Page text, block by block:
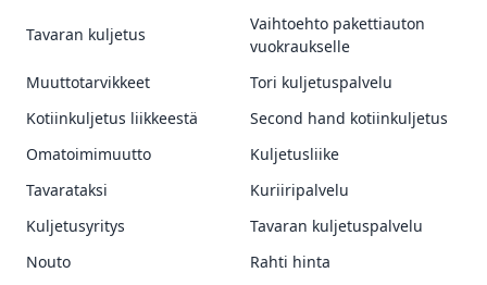
Tavaran kuljetus
Vaihtoehto pakettiauton
vuokraukselle
Muuttotarvikkeet
Tori kuljetuspalvelu
Kotiinkuljetus liikkeestä
Second hand kotiinkuljetus
Omatoimimuutto
Kuljetusliike
Tavarataksi
Kuriiripalvelu
Kuljetusyritys
Tavaran kuljetuspalvelu
Nouto
Rahti hinta